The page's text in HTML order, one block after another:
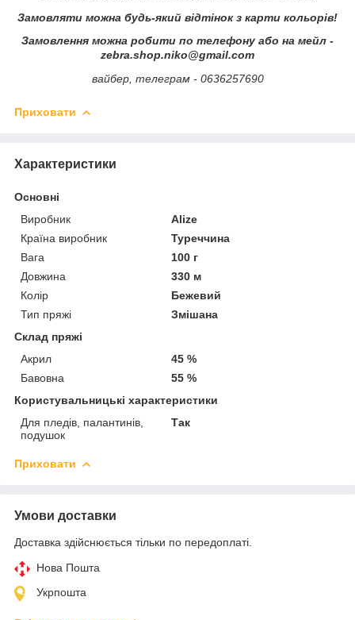
Замовляти можна будь-який відтінок з карти кольорів!
Замовлення можна робити по телефону або на мейл -
zebra.shop.niko@gmail.com
вайбер, телеграм - 0636257690
Приховати
Характеристики
Основні
Виробник
Alize
Країна виробник
Туреччина
Вага
100 г
Довжина
330 м
Колір
Бежевий
Тип пряжі
Змішана
Склад пряжі
Акрил
45 %
Бавовна
55 %
Користувальницькі характеристики
Для пледів, палантинів,
подушок
Так
Приховати
Умови доставки
Доставка здійснюється тільки по передоплаті.
Нова Пошта
Укрпошта